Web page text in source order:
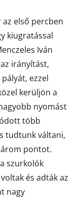
az első percben
kiugratással
Iván
irányítást,
ezzel
kerüljön a
nyomást
több
tudtunk váltani,
pontot.
szurkolók
és adták az
nagy